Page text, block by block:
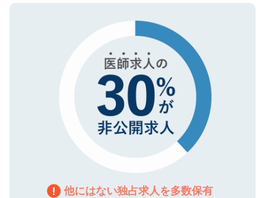
で、機密保持に関してもご安心ください。
ので、まずはご登録ください。
他にはない独占求人を多数保有